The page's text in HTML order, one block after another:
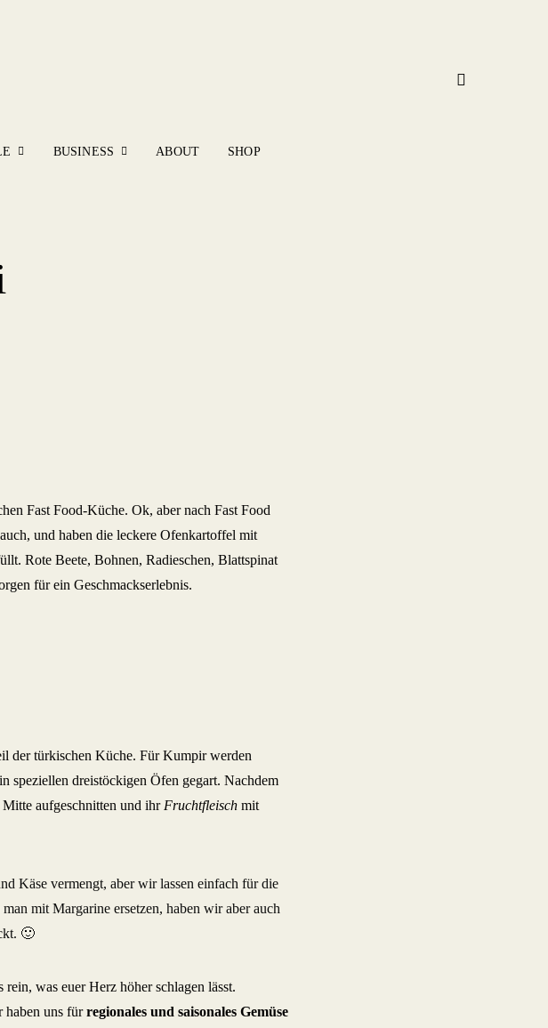
BUSINESS ABOUT SHOP
Fast Food-Küche. Ok, aber nach Fast Food
und haben die leckere Ofenkartoffel mit
Rote Beete, Bohnen, Radieschen, Blattspinat
für ein Geschmackserlebnis.
der türkischen Küche. Für Kumpir werden
speziellen dreistöckigen Öfen gegart. Nachdem
aufgeschnitten und ihr Fruchtfleisch mit
Käse vermengt, aber wir lassen einfach für die
mit Margarine ersetzen, haben wir aber auch
🙂
rein, was euer Herz höher schlagen lässt.
haben uns fürregionales und saisonales Gemüse